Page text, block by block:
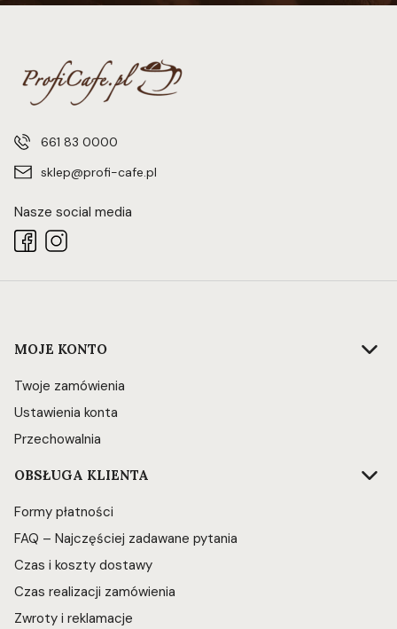
661 83 0000
sklep@profi-cafe.pl
Nasze social media
Linki w stopce
MOJE KONTO
Twoje zamówienia
Ustawienia konta
Przechowalnia
OBSŁUGA KLIENTA
Formy płatności
FAQ – Najczęściej zadawane pytania
Czas i koszty dostawy
Czas realizacji zamówienia
Zwroty i reklamacje